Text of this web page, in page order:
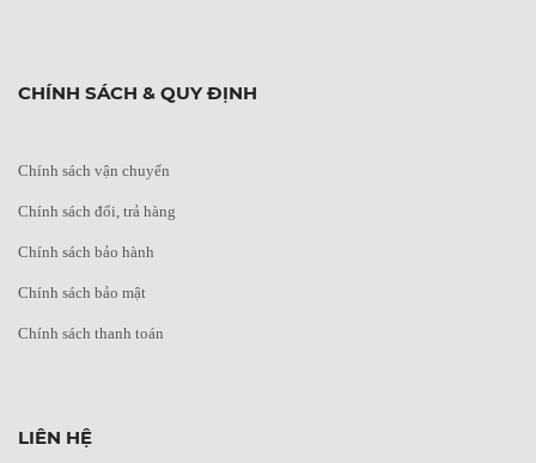
CHÍNH SÁCH & QUY ĐỊNH
Chính sách vận chuyển
Chính sách đổi, trả hàng
Chính sách bảo hành
Chính sách bảo mật
Chính sách thanh toán
LIÊN HỆ